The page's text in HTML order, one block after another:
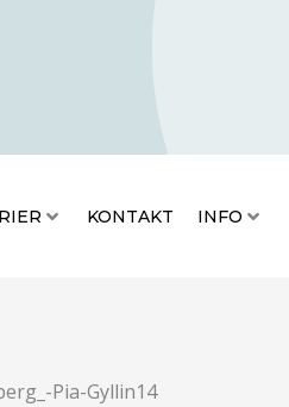
KONTAKT INFO